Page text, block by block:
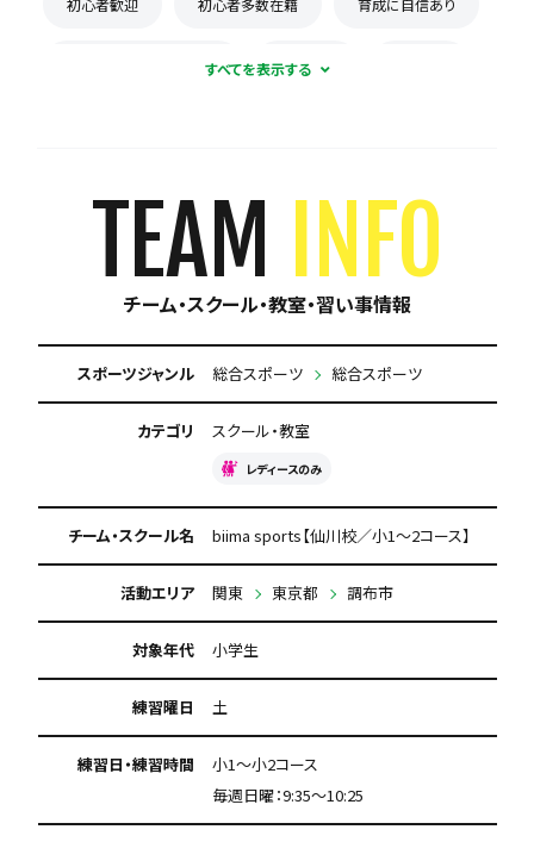
初心者歓迎 初心者多数在籍 育成に自信あり
コーチとの距離感が近い 少数精鋭
初回購入品あり 保護者の当番なし
TEAM INFO
チーム・スクール・教室・習い事情報
スポーツジャンル 総合スポーツ 総合スポーツ
カテゴリ スクール・教室
レディースのみ
チーム・スクール名 biima sports【仙川校／小1〜2コース】
活動エリア 関東 東京都 調布市
対象年代 小学生
練習曜日 土
練習日・練習時間
小1〜小2コース
毎週日曜：9:35〜10:25